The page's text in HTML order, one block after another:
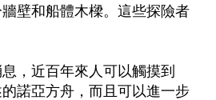
壁和船體木樑。這些探險者
，近百年來人可以觸摸到
的諾亞方舟，而且可以進一步